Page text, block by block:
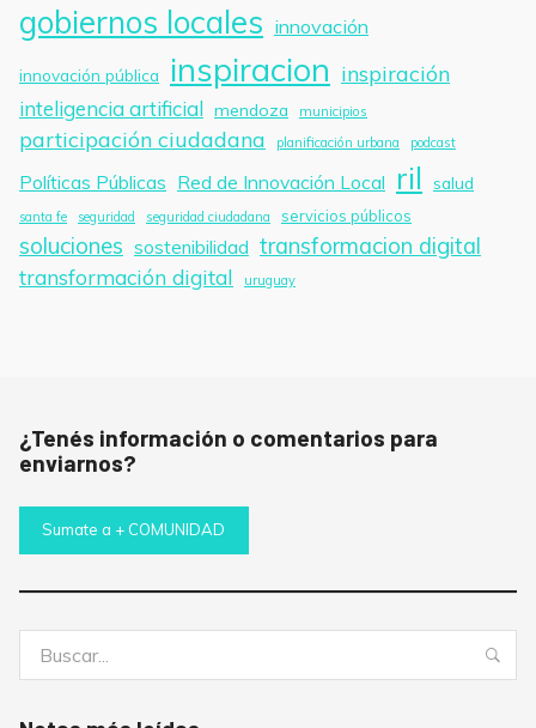
gobiernos locales innovación
innovación pública inspiracion inspiración
inteligencia artificial mendoza municipios
participación ciudadana planificación urbana podcast
Políticas Públicas Red de Innovación Local ril salud
santa fe seguridad seguridad ciudadana servicios públicos
soluciones sostenibilidad transformacion digital
transformación digital uruguay
¿Tenés información o comentarios para
enviarnos?
Sumate a + COMUNIDAD